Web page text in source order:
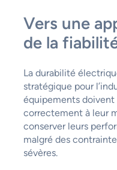
Vers une
de la
La durabilité
stratégique pour
équipements
correctement à leur
conserver leurs
malgré des
sévères.